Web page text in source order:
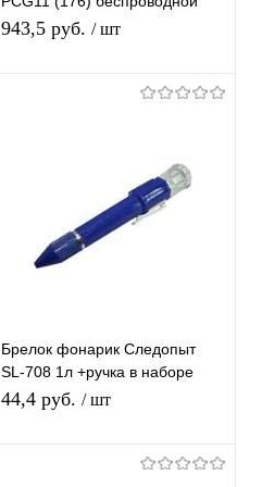
джойстик совместим с
943,5 руб. / шт
сравнению
В избранное
Брелок фонарик Следопыт
SL-708 1л +ручка в наборе
32ш/1536
44,4 руб. / шт